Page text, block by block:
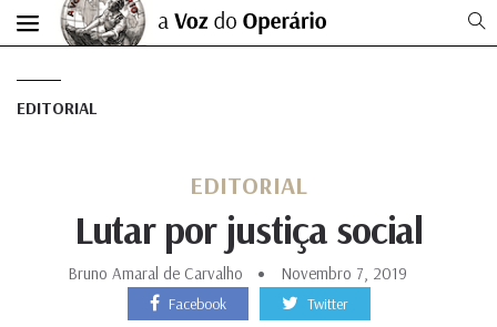
EDITORIAL
EDITORIAL
Lutar por justiça social
Bruno Amaral de Carvalho Novembro 7, 2019
Facebook Twitter